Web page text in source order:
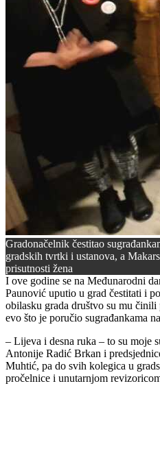
Gradonačelnik čestitao
gradskih tvrtki i ustanova, a
prisutnosti žena
I ove godine se na Međunarodni
Paunović uputio u grad čestitati i
obilasku grada društvo su mu
evo što je poručio sugrađankama
– Lijeva i desna ruka – to su moje
Antonije Radić Brkan i
Muhtić, pa do svih kolegica u
pročelnice i unutarnjom